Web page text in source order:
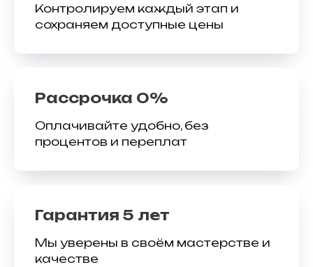
Контролируем каждый этап и
сохраняем доступные цены
Рассрочка 0%
Оплачивайте удобно, без
процентов и переплат
Гарантия 5 лет
Мы уверены в своём мастерстве и
качестве